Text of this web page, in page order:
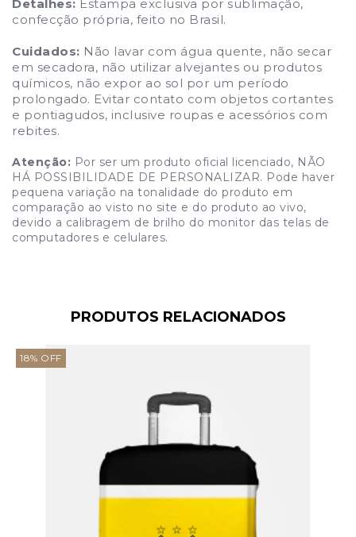
Detalhes: Estampa exclusiva por sublimação,
confecção própria, feito no Brasil.
Cuidados: Não lavar com água quente, não secar
em secadora, não utilizar alvejantes ou produtos
químicos, não expor ao sol por um período
prolongado. Evitar contato com objetos cortantes
e pontiagudos, inclusive roupas e acessórios com
rebites.
Atenção: Por ser um produto oficial licenciado, NÃO
HÁ POSSIBILIDADE DE PERSONALIZAR. Pode haver
pequena variação na tonalidade do produto em
comparação ao visto no site e do produto ao vivo,
devido a calibragem de brilho do monitor das telas de
computadores e celulares.
PRODUTOS RELACIONADOS
18% OFF